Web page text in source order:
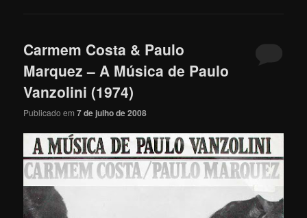
Carmem Costa & Paulo
Marquez – A Música de Paulo
Vanzolini (1974)
Publicado em7 de julho de 2008